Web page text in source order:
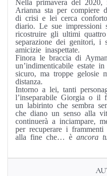
Arianna sta per compiere
di crisi e lei cerca
diario. Le sue
ricostruire gli ultimi
separazione dei genitori, i
amicizie inaspettate.
Finora le braccia di
un’indimenticabile estate
sicuro, ma troppe gelosie
distanza.
Intorno a lei, tanti
l’inseparabile Giorgia o il
un labirinto che sembra
che diano un senso alla
continuerà a inciampare,
per recuperare i
alla fine che… è ancora